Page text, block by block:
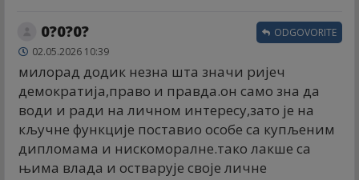
0?0?0?
02.05.2026 10:39
милорад додик незна шта значи ријеч
демократија,право и правда.он само зна да
води и ради на личном интересу,зато је на
кључне функције поставио особе са купљеним
дипломама и нискоморалне.тако лакше са
њима влада и остварује своје личне
ODGOVORITE